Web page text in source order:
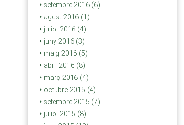
setembre 2016 (6)
agost 2016 (1)
juliol 2016 (4)
juny 2016 (3)
maig 2016 (5)
abril 2016 (8)
març 2016 (4)
octubre 2015 (4)
setembre 2015 (7)
juliol 2015 (8)